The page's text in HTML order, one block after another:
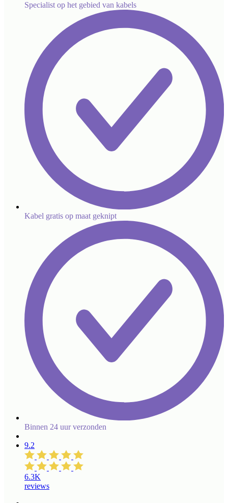
Specialist op het gebied van kabels
Kabel gratis op maat geknipt
Binnen 24 uur verzonden
9.2
6.3K
reviews